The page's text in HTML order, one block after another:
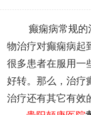
癫痫病常规的
物治疗对癫痫病起
很多患者在服用一
好转。那么，治疗
治疗还有其它有效